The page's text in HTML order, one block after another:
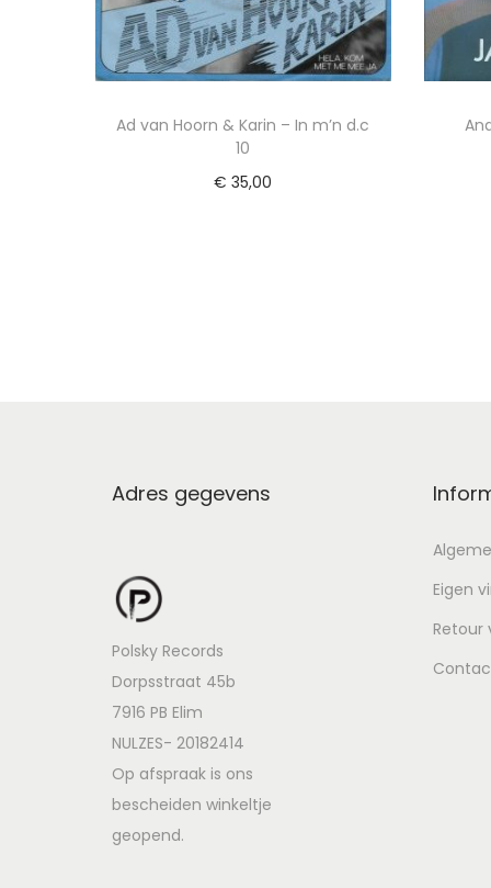
Ad van Hoorn & Karin – In m’n d.c
10
€ 35,00
Adres gegevens
Polsky Records
Dorpsstraat 45b
7916 PB Elim
NULZES- 20182414
Op afspraak is ons
bescheiden winkeltje
geopend.
Eigen
Retour